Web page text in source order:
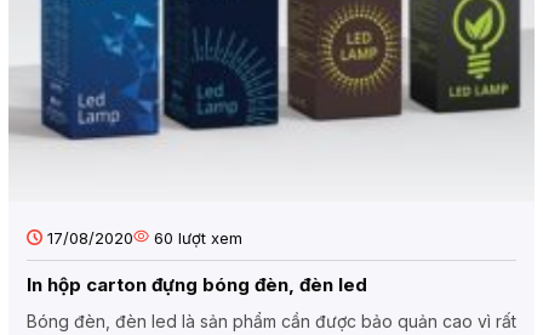
17/08/2020 60 lượt xem
In hộp carton đựng bóng đèn, đèn led
Bóng đèn, đèn led là sản phẩm cần được bảo quản cao vì rất